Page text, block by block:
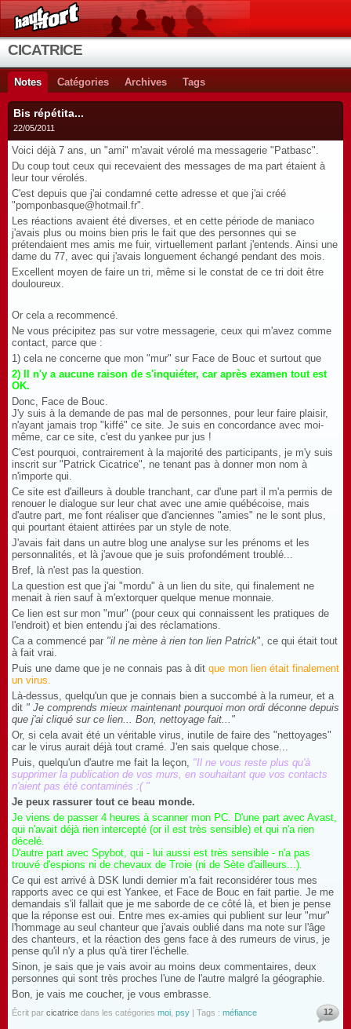
CICATRICE
Notes Catégories Archives Tags
Bis répétita...
22/05/2011
Voici déjà 7 ans, un "ami" m'avait vérolé ma messagerie "Patbasc".
Du coup tout ceux qui recevaient des messages de ma part étaient à
leur tour vérolés.
C'est depuis que j'ai condamné cette adresse et que j'ai créé
"pomponbasque@hotmail.fr".
Les réactions avaient été diverses, et en cette période de maniaco
j'avais plus ou moins bien pris le fait que des personnes qui se
prétendaient mes amis me fuir, virtuellement parlant j'entends. Ainsi une
dame du 77, avec qui j'avais longuement échangé pendant des mois.
Excellent moyen de faire un tri, même si le constat de ce tri doit être
douloureux.
Or cela a recommencé.
Ne vous précipitez pas sur votre messagerie, ceux qui m'avez comme
contact, parce que :
1) cela ne concerne que mon "mur" sur Face de Bouc et surtout que
2) Il n'y a aucune raison de s'inquiéter, car après examen tout est
OK.
Donc, Face de Bouc.
J'y suis à la demande de pas mal de personnes, pour leur faire plaisir,
n'ayant jamais trop "kiffé" ce site. Je suis en concordance avec moi-
même, car ce site, c'est du yankee pur jus !
C'est pourquoi, contrairement à la majorité des participants, je m'y suis
inscrit sur "Patrick Cicatrice", ne tenant pas à donner mon nom à
n'importe qui.
Ce site est d'ailleurs à double tranchant, car d'une part il m'a permis de
renouer le dialogue sur leur chat avec une amie québécoise, mais
d'autre part, me font réaliser que d'anciennes "amies" ne le sont plus,
qui pourtant étaient attirées par un style de note.
J'avais fait dans un autre blog une analyse sur les prénoms et les
personnalités, et là j'avoue que je suis profondément troublé...
Bref, là n'est pas la question.
La question est que j'ai "mordu" à un lien du site, qui finalement ne
menait à rien sauf à m'extorquer quelque menue monnaie.
Ce lien est sur mon "mur" (pour ceux qui connaissent les pratiques de
l'endroit) et bien entendu j'ai des réclamations.
Ca a commencé par "il ne mène à rien ton lien Patrick", ce qui était tout
à fait vrai.
Puis une dame que je ne connais pas à dit que mon lien était finalement
un virus.
Là-dessus, quelqu'un que je connais bien a succombé à la rumeur, et a
dit " Je comprends mieux maintenant pourquoi mon ordi déconne depuis
que j'ai cliqué sur ce lien... Bon, nettoyage fait..."
Or, si cela avait été un véritable virus, inutile de faire des "nettoyages"
car le virus aurait déjà tout cramé. J'en sais quelque chose...
Puis, quelqu'un d'autre me fait la leçon, "Il ne vous reste plus qu'à
supprimer la publication de vos murs, en souhaitant que vos contacts
n'aient pas été contaminés :( "
Je peux rassurer tout ce beau monde.
Je viens de passer 4 heures à scanner mon PC. D'une part avec Avast,
qui n'avait déjà rien intercepté (or il est très sensible) et qui n'a rien
décelé.
D'autre part avec Spybot, qui - lui aussi est très sensible - n'a pas
trouvé d'espions ni de chevaux de Troie (ni de Sète d'ailleurs...).
Ce qui est arrivé à DSK lundi dernier m'a fait reconsidérer tous mes
rapports avec ce qui est Yankee, et Face de Bouc en fait partie. Je me
demandais s'il fallait que je me saborde de ce côté là, et bien je pense
que la réponse est oui. Entre mes ex-amies qui publient sur leur "mur"
l'hommage au seul chanteur que j'avais oublié dans ma note sur l'âge
des chanteurs, et la réaction des gens face à des rumeurs de virus, je
pense qu'il n'y a plus qu'à tirer l'échelle.
Sinon, je sais que je vais avoir au moins deux commentaires, deux
personnes qui sont très proches l'une de l'autre malgré la géographie.
Bon, je vais me coucher, je vous embrasse.
Écrit par cicatrice dans les catégories moi psy | Tags : méfiance 12